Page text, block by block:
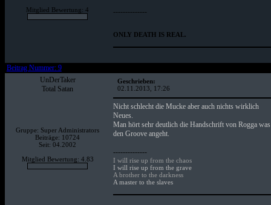
Mitglied Bewertung: 4
--------------
ONLY DEATH IS REAL.
Beitrag Nummer: 9
UnDerTaker
Total Satan
Gruppe: Super Administrators
Beiträge: 10724
Seit: 04.2002
Mitglied Bewertung: 4.83
Geschrieben:
02.11.2013, 17:26
Nicht schlecht die Mucke aber auch nichts wirklich
Neues.
Man hört sehr deutlich die Handschrift von Rogga was
den Groove angeht.
--------------
I will rise up from the chaos
I will rise up from the grave
A brother to the darkness
A master to the slaves